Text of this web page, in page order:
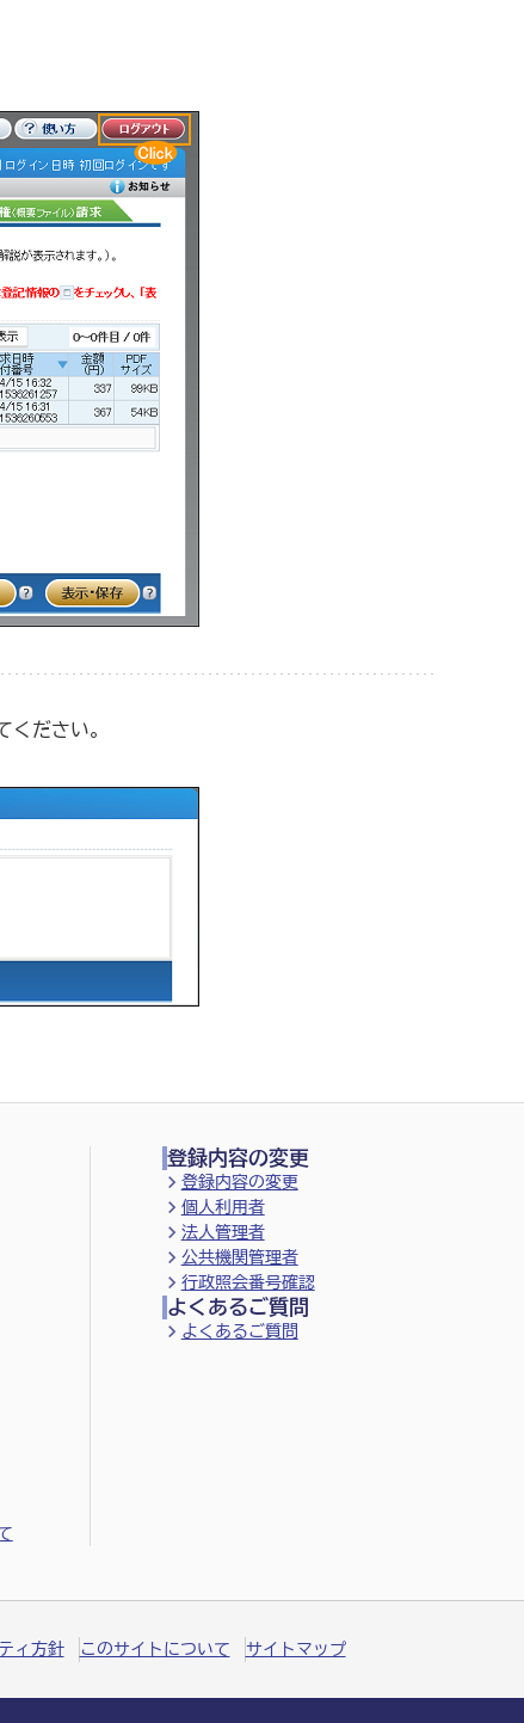
ください。
登録内容の変更
登録内容の変更
個人利用者
法人管理者
公共機関管理者
行政照会番号確認
よくあるご質問
よくあるご質問
ィ方針 このサイトについて サイトマップ